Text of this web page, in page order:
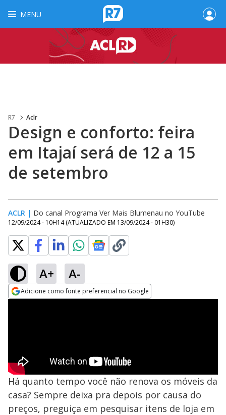
MENU
R7 Aclr
Design e conforto: feira
em Itajaí será de 12 a 15
de setembro
ACLR | Do canal Programa Ver Mais Blumenau no YouTube
12/09/2024 - 10H14 (ATUALIZADO EM 13/09/2024 - 01H30)
A+ A-
Adicione como fonte preferencial no Google
Há quanto tempo você não renova os móveis da
casa? Sempre deixa pra depois por causa do
preços, preguiça em pesquisar itens de loja em